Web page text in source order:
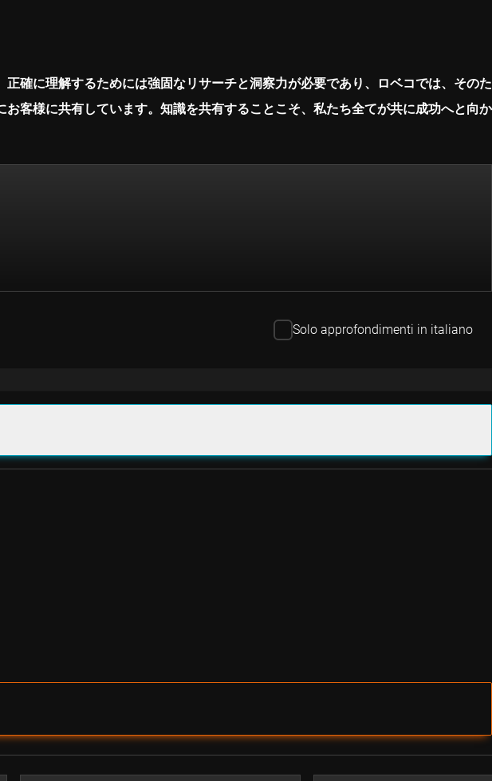
確に理解するためには強固なリサーチと洞察力が必要であり、ロベコでは、そのた
客様に共有しています。知識を共有することこそ、私たち全てが共に成功へと向か
Solo approfondimenti in italiano